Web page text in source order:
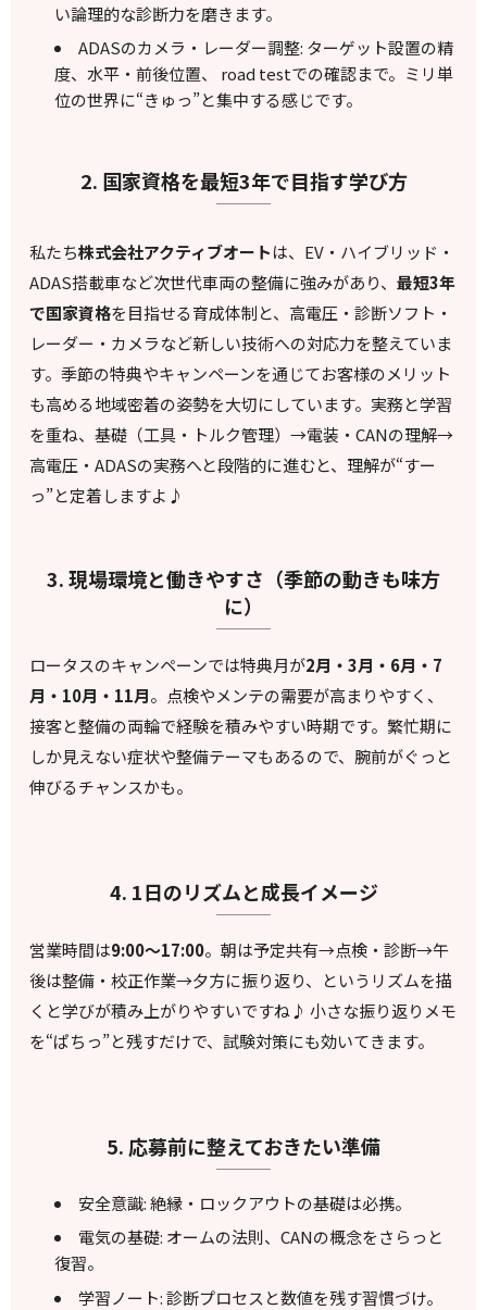
い論理的な診断力を磨きます。
ADASのカメラ・レーダー調整: ターゲット設置の精
度、水平・前後位置、 road testでの確認まで。ミリ単
位の世界に“きゅっ”と集中する感じです。
2. 国家資格を最短3年で目指す学び方
私たち株式会社アクティブオートは、EV・ハイブリッド・
ADAS搭載車など次世代車両の整備に強みがあり、最短3年
で国家資格を目指せる育成体制と、高電圧・診断ソフト・
レーダー・カメラなど新しい技術への対応力を整えていま
す。季節の特典やキャンペーンを通じてお客様のメリット
も高める地域密着の姿勢を大切にしています。実務と学習
を重ね、基礎（工具・トルク管理）→電装・CANの理解→
高電圧・ADASの実務へと段階的に進むと、理解が“すー
っ”と定着しますよ♪
3. 現場環境と働きやすさ（季節の動きも味方
に）
ロータスのキャンペーンでは特典月が2月・3月・6月・7
月・10月・11月。点検やメンテの需要が高まりやすく、
接客と整備の両輪で経験を積みやすい時期です。繁忙期に
しか見えない症状や整備テーマもあるので、腕前がぐっと
伸びるチャンスかも。
4. 1日のリズムと成長イメージ
営業時間は9:00～17:00。朝は予定共有→点検・診断→午
後は整備・校正作業→夕方に振り返り、というリズムを描
くと学びが積み上がりやすいですね♪ 小さな振り返りメモ
を“ぱちっ”と残すだけで、試験対策にも効いてきます。
5. 応募前に整えておきたい準備
安全意識: 絶縁・ロックアウトの基礎は必携。
電気の基礎: オームの法則、CANの概念をさらっと
復習。
学習ノート: 診断プロセスと数値を残す習慣づけ。